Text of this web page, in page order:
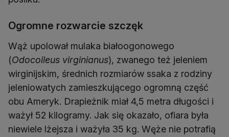
Ogromne rozwarcie szczęk
Wąż upolował mulaka białoogonowego
(Odocoileus virginianus), zwanego też jeleniem
wirginijskim, średnich rozmiarów ssaka z rodziny
jeleniowatych zamieszkującego ogromną część
obu Ameryk. Drapieżnik miał 4,5 metra długości i
ważył 52 kilogramy. Jak się okazało, ofiara była
niewiele lżejsza i ważyła 35 kg. Węże nie potrafią